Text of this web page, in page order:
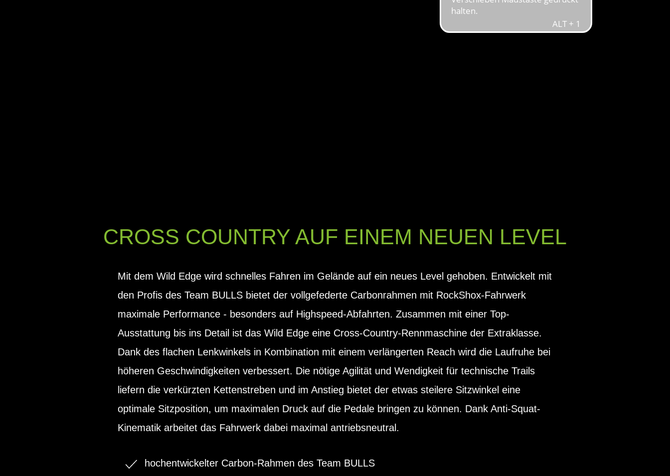
CROSS COUNTRY AUF EINEM NEUEN LEVEL
Mit dem Wild Edge wird schnelles Fahren im Gelände auf ein neues Level gehoben. Entwickelt mit
den Profis des Team BULLS bietet der vollgefederte Carbonrahmen mit RockShox-Fahrwerk
maximale Performance - besonders auf Highspeed-Abfahrten. Zusammen mit einer Top-
Ausstattung bis ins Detail ist das Wild Edge eine Cross-Country-Rennmaschine der Extraklasse.
Dank des flachen Lenkwinkels in Kombination mit einem verlängerten Reach wird die Laufruhe bei
höheren Geschwindigkeiten verbessert. Die nötige Agilität und Wendigkeit für technische Trails
liefern die verkürzten Kettenstreben und im Anstieg bietet der etwas steilere Sitzwinkel eine
optimale Sitzposition, um maximalen Druck auf die Pedale bringen zu können. Dank Anti-Squat-
Kinematik arbeitet das Fahrwerk dabei maximal antriebsneutral.
hochentwickelter Carbon-Rahmen des Team BULLS